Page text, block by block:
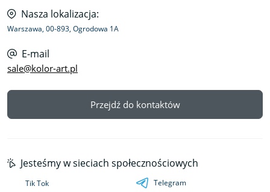
Nasza lokalizacja:
Warszawa, 00-893, Ogrodowa 1A
E-mail
sale@kolor-art.pl
Przejdź do kontaktów
Jesteśmy w sieciach społecznościowych
Tik Tok
Telegram